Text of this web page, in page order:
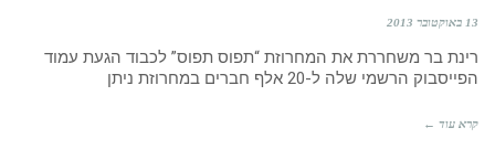
13 באוקטובר 2013
רינת בר משחררת את המחרוזת “תפוס תפוס” לכבוד הגעת עמוד
הפייסבוק הרשמי שלה ל-20 אלף חברים במחרוזת ניתן
קרא עוד ←